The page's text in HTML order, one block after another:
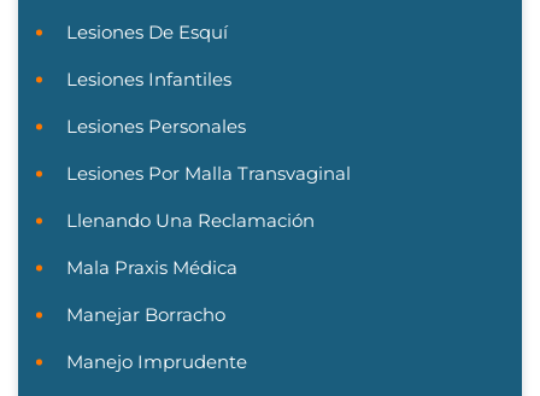
Lesiones De Esquí
Lesiones Infantiles
Lesiones Personales
Lesiones Por Malla Transvaginal
Llenando Una Reclamación
Mala Praxis Médica
Manejar Borracho
Manejo Imprudente